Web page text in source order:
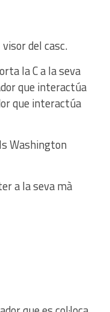
del casc.
la C a la seva
que interactúa
que interactúa
Washington
a la seva mà